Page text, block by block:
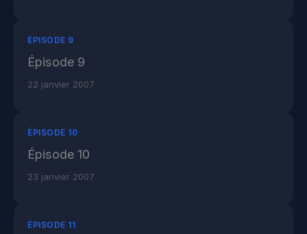
ÉPISODE 9
Épisode 9
22 janvier 2007
ÉPISODE 10
Épisode 10
23 janvier 2007
ÉPISODE 11